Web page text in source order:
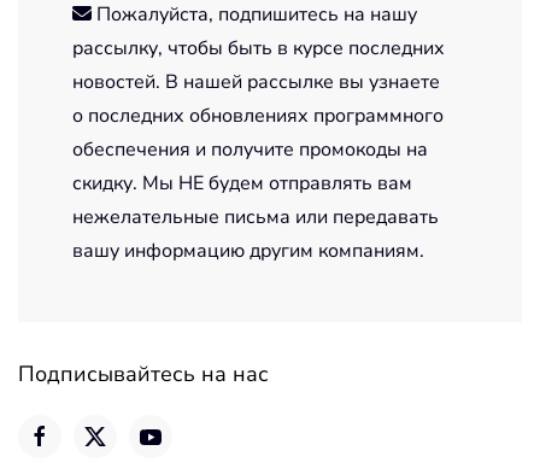
Пожалуйста, подпишитесь на нашу
рассылку, чтобы быть в курсе последних
новостей. В нашей рассылке вы узнаете
о последних обновлениях программного
обеспечения и получите промокоды на
скидку. Мы НЕ будем отправлять вам
нежелательные письма или передавать
вашу информацию другим компаниям.
Подписывайтесь на нас